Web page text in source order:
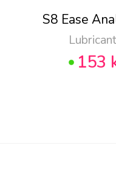
S8 Ease
153